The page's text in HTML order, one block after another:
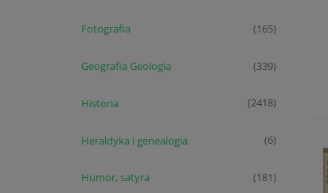
Fotografia (165)
Geografia Geologia (339)
Historia (2418)
Heraldyka i genealogia (6)
Humor, satyra (181)